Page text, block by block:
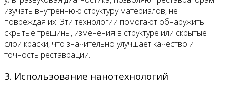
изучать внутреннюю структуру материалов, не
повреждая их. Эти технологии помогают обнаружить
скрытые трещины, изменения в структуре или скрытые
слои краски, что значительно улучшает качество и
точность реставрации.
3. Использование нанотехнологий